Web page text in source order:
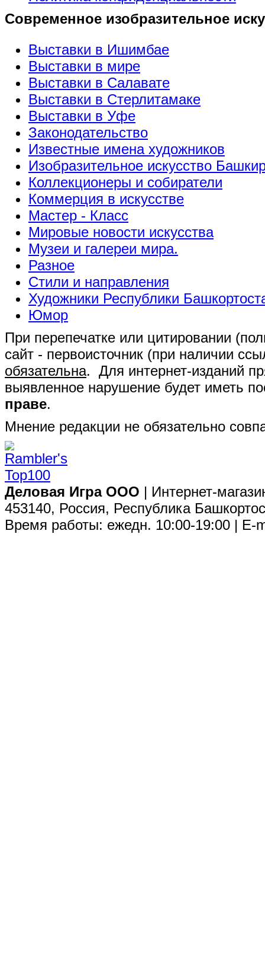
Современное изобразительное
Выставки в Ишимбае
Выставки в мире
Выставки в Салавате
Выставки в Стерлитамаке
Выставки в Уфе
Законодательство
Известные имена художников
Изобразительное искусство
Коллекционеры и собиратели
Коммерция в искусстве
Мастер - Класс
Мировые новости искусства
Музеи и галереи мира.
Разное
Стили и направления
Художники Республики
Юмор
При перепечатке или цитировании
сайт - первоисточник (при наличии
обязательна. Для интернет-изданий
выявленное нарушение будет иметь
праве.
Мнение редакции не обязательно
Деловая Игра ООО | Интернет-
453140, Россия, Республика
Время работы: ежедн. 10:00-19:00 | E-